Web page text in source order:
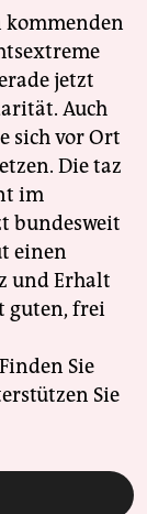
kommenden
jetzt
Auch
sich vor Ort
Die taz
im
bundesweit
einen
und Erhalt
guten, frei
Sie
Sie